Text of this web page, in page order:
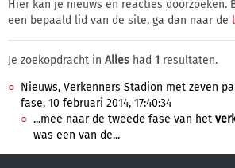
Hier kan je nieuws en reacties doorzoeken.
een bepaald lid van de site, ga dan naar de
Je zoekopdracht in Alles had 1 resultaten.
Nieuws, Verkenners Stadion met zeven
fase, 10 februari 2014, 17:40:34
...mee naar de tweede fase van het
was een van de...